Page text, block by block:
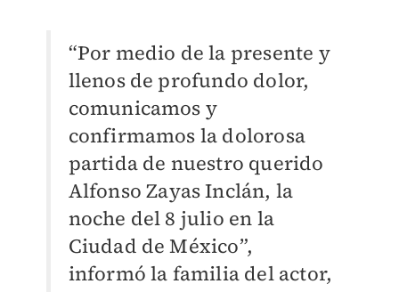
“Por medio de la presente y
llenos de profundo dolor,
comunicamos y
confirmamos la dolorosa
partida de nuestro querido
Alfonso Zayas Inclán, la
noche del 8 julio en la
Ciudad de México”,
informó la familia del actor,